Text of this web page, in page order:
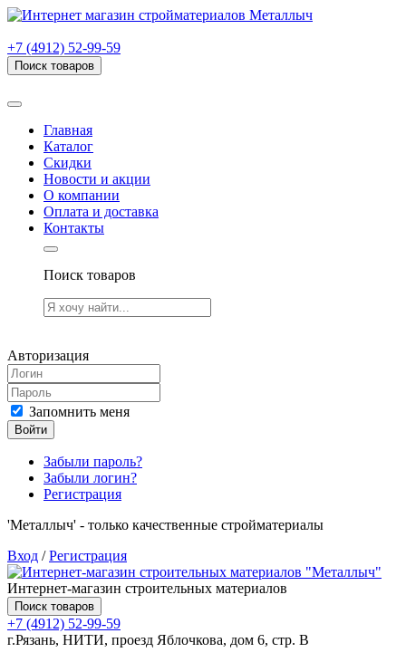
+7 (4912) 52-99-59
Поиск товаров
Главная
Каталог
Скидки
Новости и акции
О компании
Оплата и доставка
Контакты
Поиск товаров
Авторизация
Запомнить меня
Войти
Забыли пароль?
Забыли логин?
Регистрация
'Металлыч' - только качественные стройматериалы
Вход /Регистрация
Интернет-магазин строительных материалов
Поиск товаров
+7 (4912) 52-99-59
г.Рязань, НИТИ, проезд Яблочкова, дом 6, стр. В